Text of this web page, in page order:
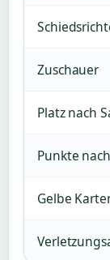
Zuschauer
Platz nach
Punkte
Gelbe